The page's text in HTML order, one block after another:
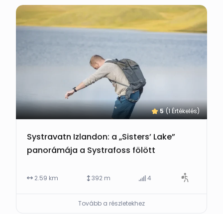
5 (1 Értékelés)
Systravatn Izlandon: a „Sisters’ Lake”
panorámája a Systrafoss fölött
2.59 km 392 m 4
Tovább a részletekhez